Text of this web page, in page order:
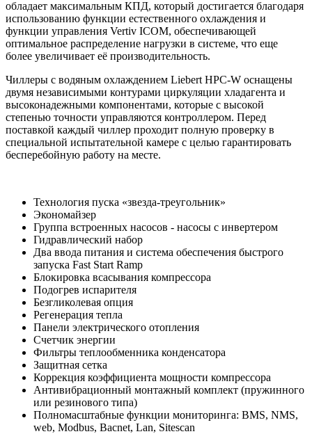
обладает максимальным КПД, который достигается благодаря
использованию функции естественного охлаждения и
функции управления Vertiv ICOM, обеспечивающей
оптимальное распределение нагрузки в системе, что еще
более увеличивает её производительность.
Чиллеры с водяным охлаждением Liebert HPC-W оснащены
двумя независимыми контурами циркуляции хладагента и
высоконадежными компонентами, которые с высокой
степенью точности управляются контроллером. Перед
поставкой каждый чиллер проходит полную проверку в
специальной испытательной камере с целью гарантировать
бесперебойную работу на месте.
Технология пуска «звезда-треугольник»
Экономайзер
Группа встроенных насосов - насосы с инвертером
Гидравлический набор
Два ввода питания и система обеспечения быстрого
запуска Fast Start Ramp
Блокировка всасывания компрессора
Подогрев испарителя
Безгликолевая опция
Регенерация тепла
Панели электрического отопления
Счетчик энергии
Фильтры теплообменника конденсатора
Защитная сетка
Коррекция коэффициента мощности компрессора
Антивибрационный монтажный комплект (пружинного
или резинового типа)
Полномасштабные функции мониторинга: BMS, NMS,
web, Modbus, Bacnet, Lan, Sitescan